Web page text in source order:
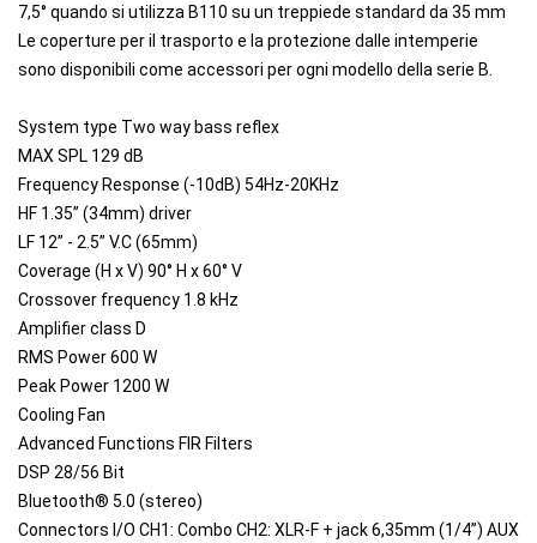
7,5° quando si utilizza B110 su un treppiede standard da 35 mm
Le coperture per il trasporto e la protezione dalle intemperie
sono disponibili come accessori per ogni modello della serie B.
System type Two way bass reflex
MAX SPL 129 dB
Frequency Response (-10dB) 54Hz-20KHz
HF 1.35” (34mm) driver
LF 12” - 2.5” V.C (65mm)
Coverage (H x V) 90° H x 60° V
Crossover frequency 1.8 kHz
Amplifier class D
RMS Power 600 W
Peak Power 1200 W
Cooling Fan
Advanced Functions FIR Filters
DSP 28/56 Bit
Bluetooth® 5.0 (stereo)
Connectors I/O CH1: Combo CH2: XLR-F + jack 6,35mm (1/4”) AUX